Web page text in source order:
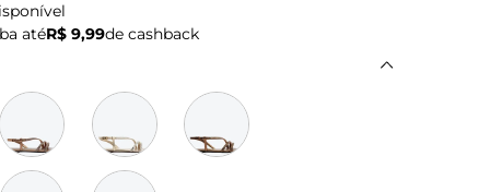
atéR$ 9,99de cashback